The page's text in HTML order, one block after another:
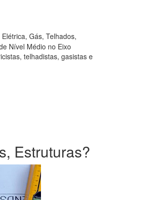
Gás, Telhados,
Nível Médio no Eixo
telhadistas, gasistas e
Estruturas?